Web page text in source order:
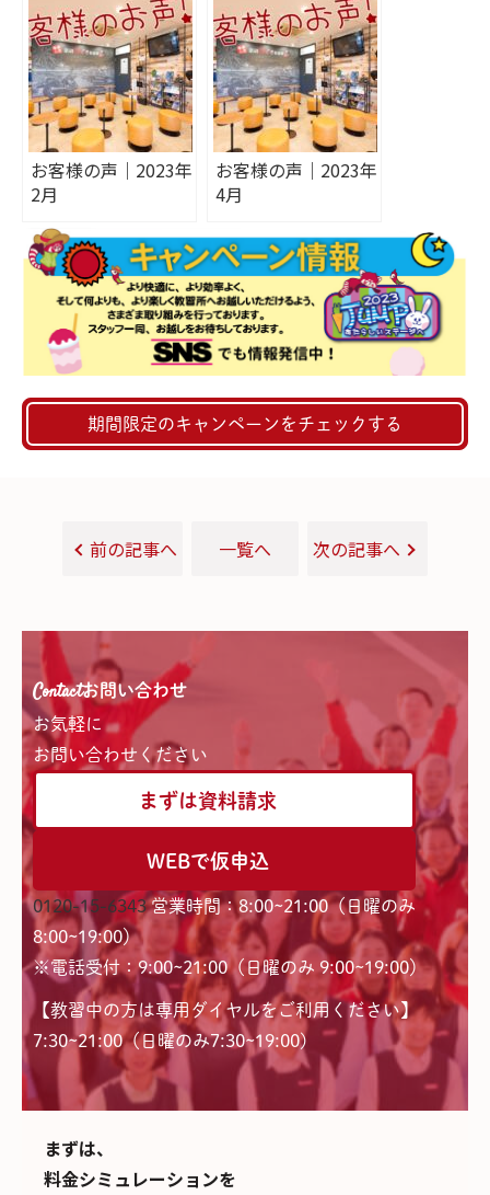
お客様の声｜2023年
2月
お客様の声｜2023年
4月
期間限定のキャンペーンをチェックする
前の記事へ 一覧へ 次の記事へ
Contactお問い合わせ
お気軽に
お問い合わせください
まずは資料請求
WEBで仮申込
0120-15-6343 営業時間：8:00~21:00（日曜のみ
8:00~19:00）
※電話受付：9:00~21:00（日曜のみ 9:00~19:00）
【教習中の方は専用ダイヤルをご利用ください】
7:30~21:00（日曜のみ7:30~19:00)
まずは、
料金シミュレーションを